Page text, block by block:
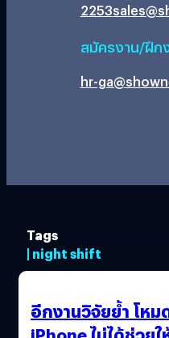
2253
สมัครงาน/ฝึก
hr-
Tags
| night shift
อีกงานวิจัยย้ำ โห